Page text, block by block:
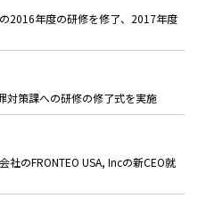
2016年度の研修を修了、2017年度
対策課への研修の修了式を実施
社のFRONTEO USA, Incの新CEO就